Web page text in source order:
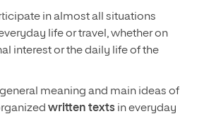
in almost all situations
life or travel, whether on
interest or the daily life of the
meaning and main ideas of
written texts in everyday